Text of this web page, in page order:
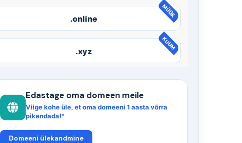
MÜÜK
.online
KUUM
.xyz
Edastage oma domeen meile
Viige kohe üle, et oma domeeni 1 aasta võrra
pikendada!*
Domeeni ülekandmine